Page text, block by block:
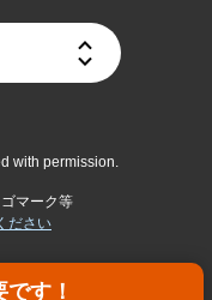
す！
with permission.
マーク等
ださい